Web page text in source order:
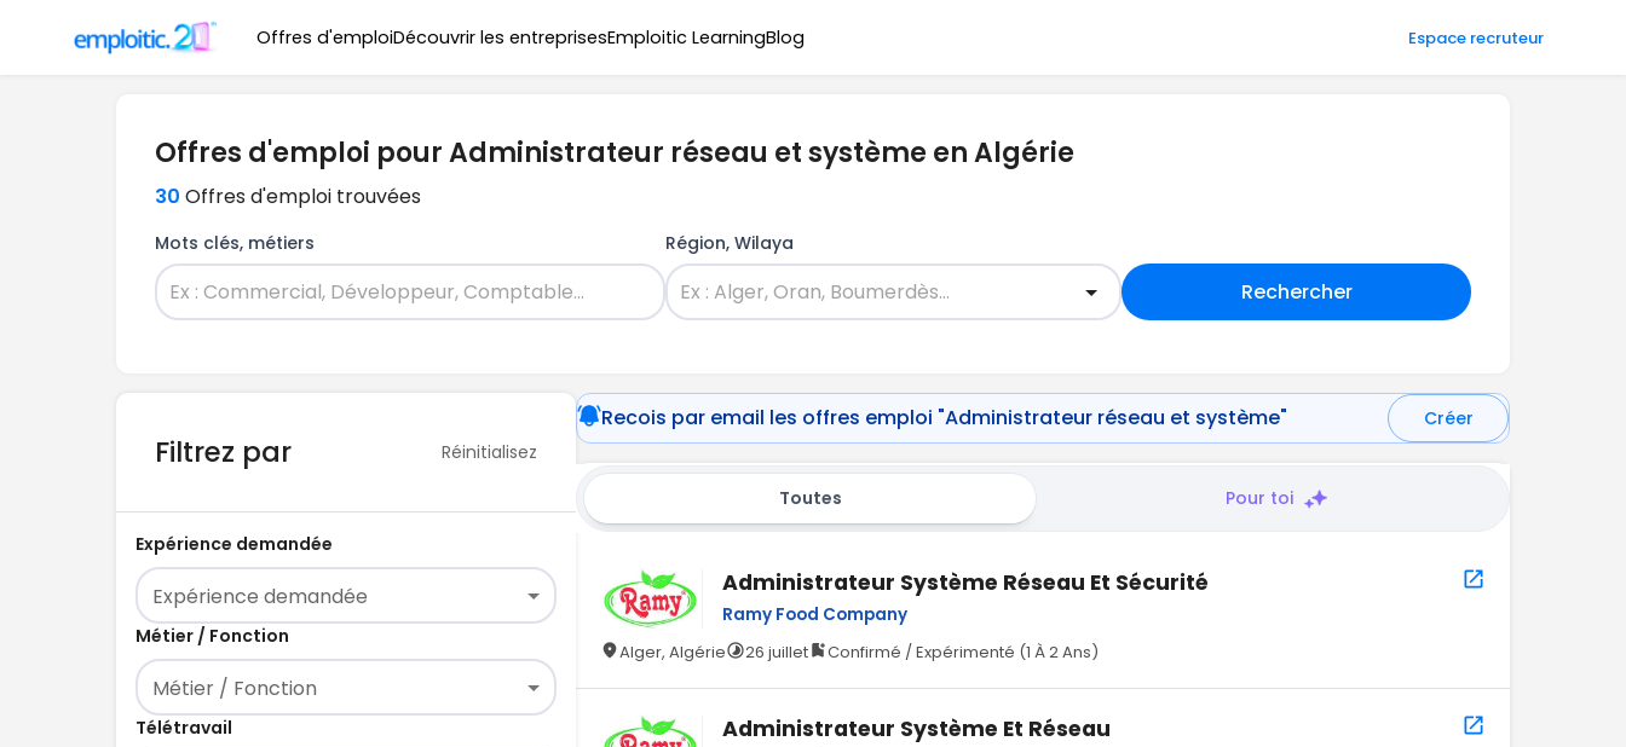
Offres d'emploiDécouvrir les entreprisesEmploitic LearningBlog Espace recruteur
Offres d'emploi pour Administrateur réseau et système en Algérie
30 Offres d'emploi trouvées
Mots clés, métiers Région, Wilaya
Rechercher
Filtrez par Réinitialisez
Expérience demandée
Expérience demandée
Métier / Fonction
Métier / Fonction
Télétravail
Recois par email les offres emploi "Administrateur réseau et système" Créer
Toutes Pour toi
Administrateur Système Réseau Et Sécurité
Ramy Food Company
Alger, Algérie
26 juillet Confirmé / Expérimenté (1 À 2 Ans)
Administrateur Système Et Réseau